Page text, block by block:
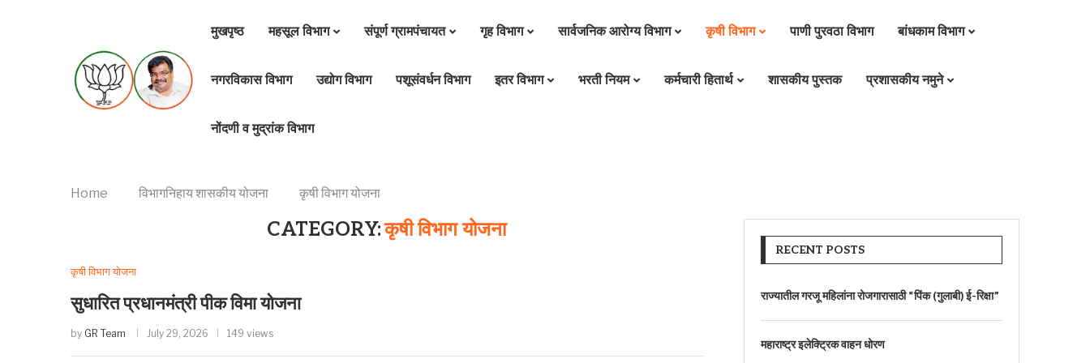
मुखपृष्ठ महसूल विभाग संपूर्ण ग्रामपंचायत गृह विभाग सार्वजनिक आरोग्य विभाग कृषी विभाग पाणी पुरवठा विभाग बांधकाम विभाग
नगरविकास विभाग उद्योग विभाग पशूसंवर्धन विभाग इतर विभाग भरती नियम कर्मचारी हितार्थ शासकीय पुस्तक प्रशासकीय नमुने
नोंदणी व मुद्रांक विभाग
Home विभागनिहाय शासकीय योजना कृषी विभाग योजना
CATEGORY:कृषी विभाग योजना
कृषी विभाग योजना
सुधारित प्रधानमंत्री पीक विमा योजना
by GR Team July 29, 2026 149 views
RECENT POSTS
राज्यातील गरजू महिलांना रोजगारासाठी “पिंक (गुलाबी) ई-रिक्षा”
महाराष्ट्र इलेक्ट्रिक वाहन धोरण